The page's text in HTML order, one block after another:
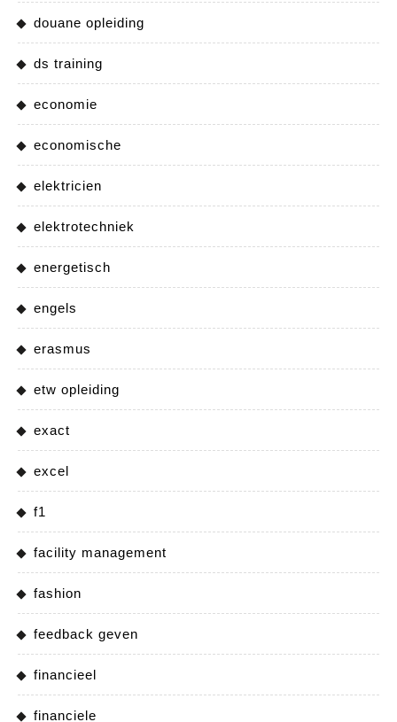
douane opleiding
ds training
economie
economische
elektricien
elektrotechniek
energetisch
engels
erasmus
etw opleiding
exact
excel
f1
facility management
fashion
feedback geven
financieel
financiele